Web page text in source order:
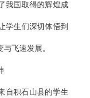
我国取得的辉煌成
学生们深切体悟到
飞速发展。
自积石山县的学生